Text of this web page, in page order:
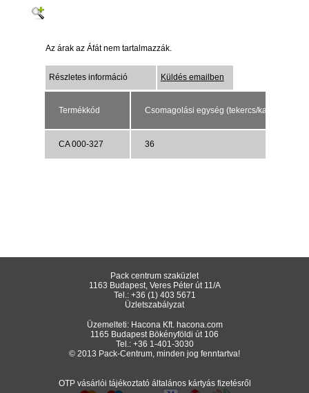
Az árak az Áfát nem tartalmazzák.
Részletes információ Küldés emailben
Termékkód Csomagolási egység (tekercs/karton)
CA 000-327 36
Pack centrum szaküzlet
1163 Budapest, Veres Péter út 11/A
Tel.: +36 (1) 403 5671
Üzletszabályzat
Üzemelteti: Hacona Kft. hacona.com
1165 Budapest Bökényföldi út 106
Tel.: +36 1-401-3030
© 2013 Pack-Centrum, minden jog fenntartva!
OTP vásárlói tájékoztató általános kártyás fizetésről